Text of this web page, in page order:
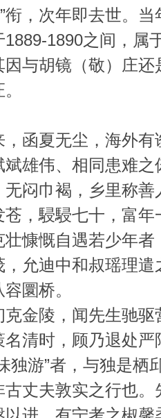
衔，次年即去世。
1890之间，属
与胡镜（敬）庄
，函夏无尘，海外
雄伟、相同患难
无闷巾褐，乡里称
，駸駸七十，富
壮慷慨自遇若少年
允迪中和叔瑶理
圜桥。
克金陵，闻先生驰
清时，顾乃退处
独游”者，与独是栖
丈夫敦实之行也